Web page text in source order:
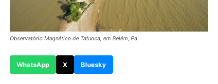
Observatório Magnético de Tatuoca, em Belém, Pa
WhatsApp X Bluesky